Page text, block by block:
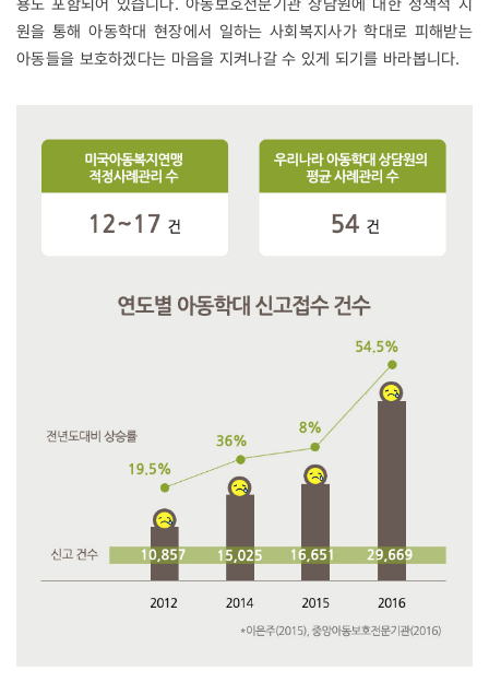
용도 포함되어 있습니다. 아동보호전문기관 상담원에 대한 정책적 지
원을 통해 아동학대 현장에서 일하는 사회복지사가 학대로 피해받는
아동들을 보호하겠다는 마음을 지켜나갈 수 있게 되기를 바라봅니다.